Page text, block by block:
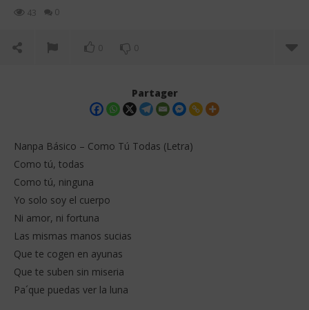
43 0
0 0
NOW VIEWING
Nanpa Básico – Como Tú Todas (Letra)
Partager
Nanpa Básico – Como Tú Todas (Letra)
Como tú, todas
Como tú, ninguna
Yo solo soy el cuerpo
Ni amor, ni fortuna
Las mismas manos sucias
Que te cogen en ayunas
Que te suben sin miseria
Pa´que puedas ver la luna